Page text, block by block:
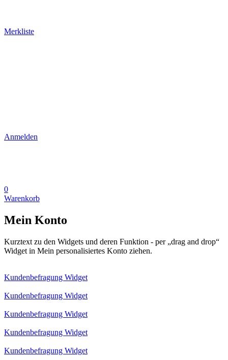
Merkliste
Anmelden
0
Warenkorb
Mein Konto
Kurztext zu den Widgets und deren Funktion - per „drag and drop“
Widget in Mein personalisiertes Konto ziehen.
Kundenbefragung Widget
Kundenbefragung Widget
Kundenbefragung Widget
Kundenbefragung Widget
Kundenbefragung Widget